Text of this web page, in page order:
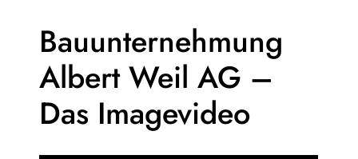
Bauunternehmung
Albert Weil AG –
Das Imagevideo